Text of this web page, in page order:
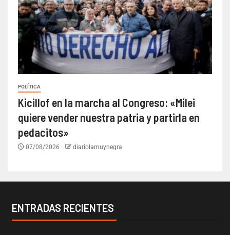
POLÍTICA
Kicillof en la marcha al Congreso: «Milei
quiere vender nuestra patria y partirla en
pedacitos»
07/08/2026 diariolamuynegra
ENTRADAS RECIENTES